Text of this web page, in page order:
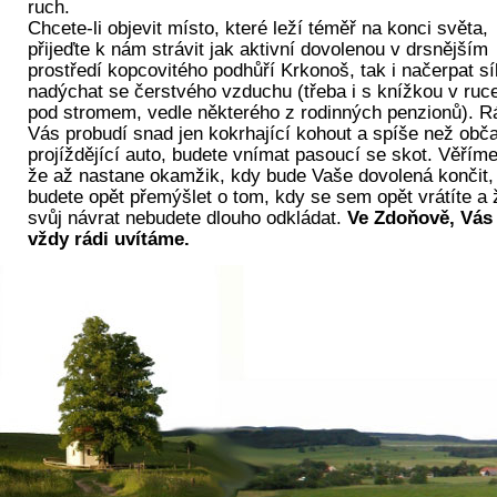
ruch.
Chcete-li objevit místo, které leží téměř na konci světa,
přijeďte k nám strávit jak aktivní dovolenou v drsnějším
prostředí kopcovitého podhůří Krkonoš, tak i načerpat
nadýchat se čerstvého vzduchu (třeba i s knížkou v
pod stromem, vedle některého z rodinných penzionů).
Vás probudí snad jen kokrhající kohout a spíše než
projíždějící auto, budete vnímat pasoucí se skot.
že až nastane okamžik, kdy bude Vaše dovolená končit,
budete opět přemýšlet o tom, kdy se sem opět vrátíte a
svůj návrat nebudete dlouho odkládat. Ve Zdoňově, Vás
vždy rádi uvítáme.